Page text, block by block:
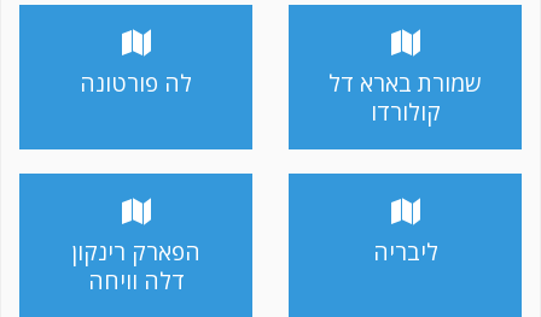
שמורת בארא דל
קולורדו
לה פורטונה
ליבריה
הפארק רינקון
דלה וויחה